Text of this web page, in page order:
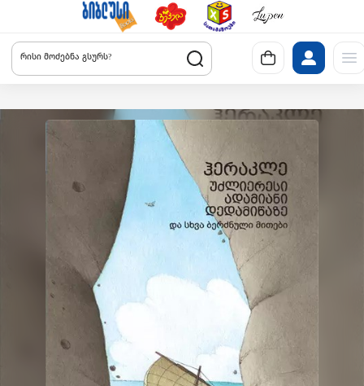
რისი მოძებნა გსურს?